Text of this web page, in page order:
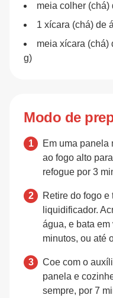
meia colher (chá)
1 xícara (chá) de
meia xícara (chá)
g)
Modo de
Em uma panela
ao fogo alto
refogue por 3
Retire do fogo e
liquidificador.
água, e bata
minutos, ou até
Coe com o
panela e
sempre, por 7